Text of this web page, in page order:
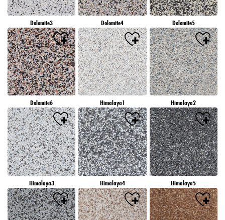
Dolomite3 Dolomite4 Dolomite5
Dolomite6 Himalaya1 Himalaya2
Himalaya3 Himalaya4 Himalaya5